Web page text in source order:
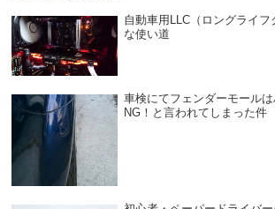
自動車用LLC（ロングライ
な使い道
車検にてフェンダーモール
NG！と言われてしまった件